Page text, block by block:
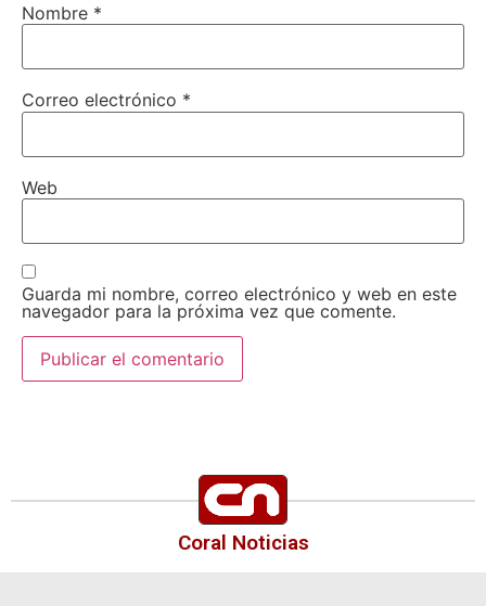
Nombre *
Correo electrónico *
Web
Guarda mi nombre, correo electrónico y web en este
navegador para la próxima vez que comente.
Coral Noticias